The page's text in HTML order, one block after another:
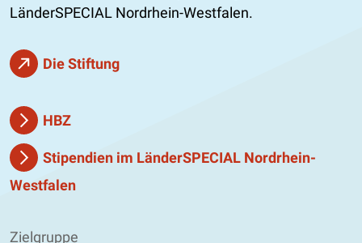
LänderSPECIAL Nordrhein-Westfalen.
Die Stiftung
HBZ
Stipendien im LänderSPECIAL Nordrhein-
Westfalen
Zielgruppe